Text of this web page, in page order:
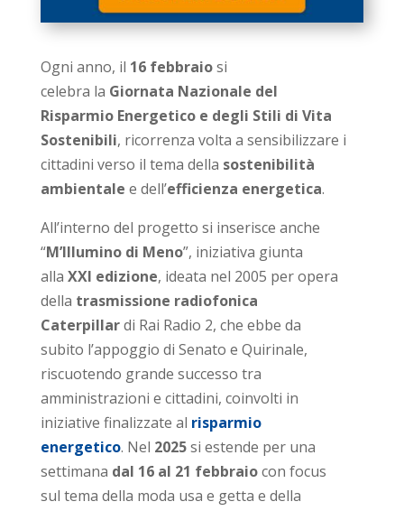
Ogni anno, il 16 febbraiosi
celebra la Giornata Nazionale del
Risparmio Energetico e degli Stili di Vita
Sostenibili, ricorrenza volta a sensibilizzare i
cittadini verso il tema della sostenibilità
ambientale e dell’efficienza energetica.
All’interno del progetto si inserisce anche
“M’Illumino di Meno”, iniziativa giunta
alla XXI edizione, ideata nel 2005 per opera
della trasmissione radiofonica
Caterpillardi Rai Radio 2, che ebbe da
subito l’appoggio di Senato e Quirinale,
riscuotendo grande successo tra
amministrazioni e cittadini, coinvolti in
iniziative finalizzate al risparmio
energetico. Nel 2025si estende per una
settimana dal 16 al 21 febbraiocon focus
sul tema della moda usa e getta e della